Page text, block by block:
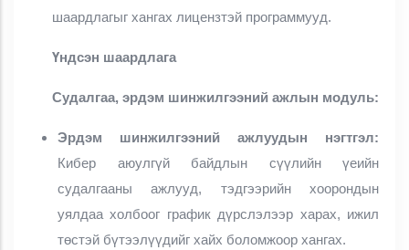
шаардлагыг хангах лицензтэй программууд.
Үндсэн шаардлага
Судалгаа, эрдэм шинжилгээний ажлын модуль:
Эрдэм шинжилгээний ажлуудын нэгтгэл:
Кибер аюулгүй байдлын сүүлийн үеийн
судалгааны ажлууд, тэдгээрийн хоорондын
уялдаа холбоог график дүрслэлээр харах, ижил
төстэй бүтээлүүдийг хайх боломжоор хангах.